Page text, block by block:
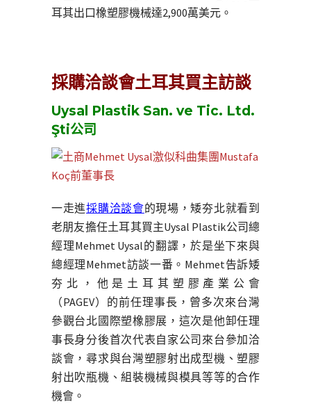
耳其出口橡塑膠機械達2,900萬美元。
採購洽談會土耳其買主訪談
Uysal Plastik San. ve Tic. Ltd.
Şti公司
一走進採購洽談會的現場，矮夯北就看到
老朋友擔任土耳其買主Uysal Plastik公司總
經理Mehmet Uysal的翻譯，於是坐下來與
總經理Mehmet訪談一番。Mehmet告訴矮
夯北，他是土耳其塑膠產業公會
（PAGEV）的前任理事長，曾多次來台灣
參觀台北國際塑橡膠展，這次是他卸任理
事長身分後首次代表自家公司來台參加洽
談會，尋求與台灣塑膠射出成型機、塑膠
射出吹瓶機、組裝機械與模具等等的合作
機會。